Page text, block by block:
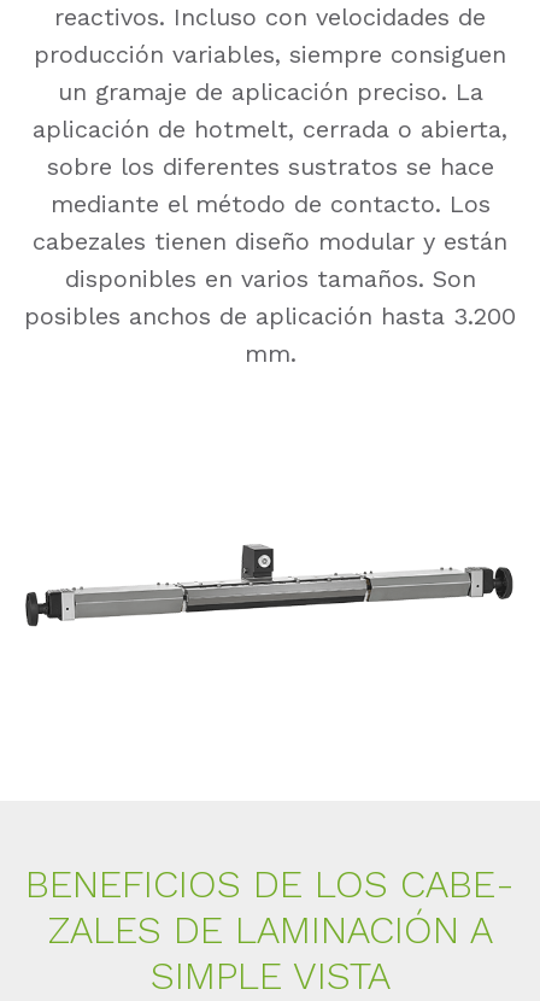
reactivos. Incluso con velocidades de
producción variables, siempre consiguen
un gramaje de aplicación preciso. La
aplicación de hotmelt, cerrada o abierta,
sobre los diferentes sustratos se hace
mediante el método de contacto. Los
cabezales tienen diseño modular y están
disponibles en varios tamaños. Son
posibles anchos de aplicación hasta 3.200
mm.
BE­NE­FI­CI­OS DE LOS CA­BE­
ZA­LES DE LA­MI­N­ACIÓN A
SIM­PLE VIS­TA